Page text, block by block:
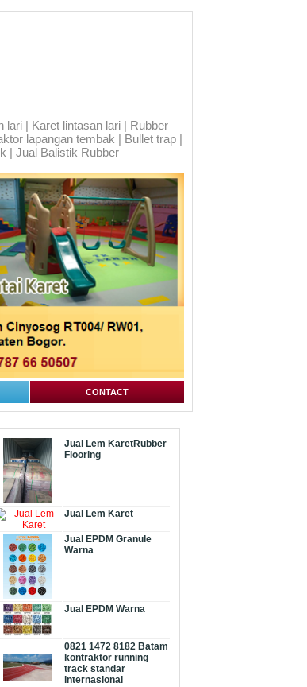
lari | Karet lintasan lari | Rubber
lapangan tembak | Bullet trap |
| Jual Balistik Rubber
CONTACT
Jual Lem KaretRubber
Flooring
Jual Lem Karet
Jual EPDM Granule
Warna
Jual EPDM Warna
0821 1472 8182 Batam
kontraktor running
track standar
internasional